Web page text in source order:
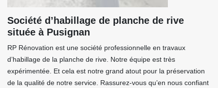
Société d’habillage de planche de rive
située à Pusignan
RP Rénovation est une société professionnelle en travaux
d’habillage de la planche de rive. Notre équipe est très
expérimentée. Et cela est notre grand atout pour la préservation
de la qualité de notre service. Rassurez-vous qu’en nous confiant